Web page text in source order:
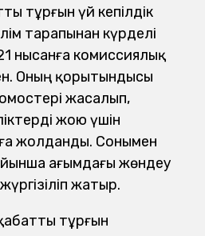
тұрғын үй кепілдік
тарапынан күрделі
нысанға комиссиялық
Оның қорытындысы
жасалып,
жою үшін
жолданды. Сонымен
ағымдағы жөндеу
жатыр.
тұрғын